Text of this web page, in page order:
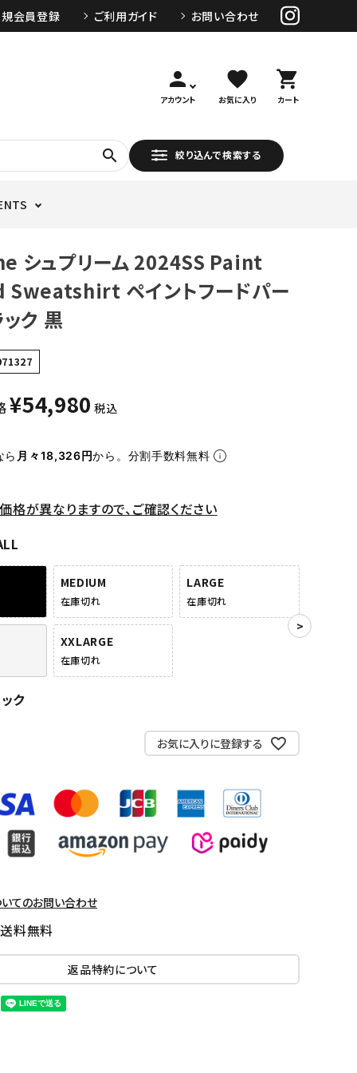
会員登録 ご利用ガイド お問い合わせ
person
アカウント
favorite
お気に入り
shopping_cart
カート
search 絞り込んで検索する
シュプリーム 2024SS Paint
ペイントフードパー
ク 黒
¥54,980 税込
ら 月々18,326円から。分割手数料無料
格が異なりますので、ご確認ください
MEDIUM
在庫切れ
LARGE
在庫切れ
XXLARGE
在庫切れ
ク
お気に入りに登録する
てのお問い合わせ
料無料
返品特約について